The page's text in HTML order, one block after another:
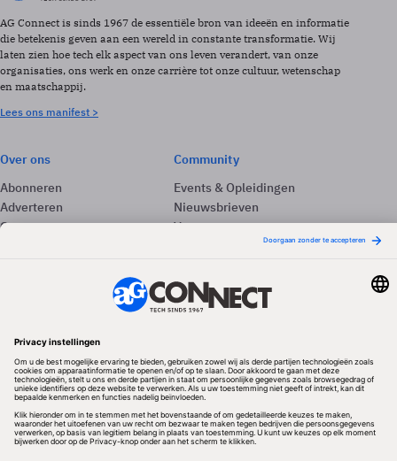
AG Connect is sinds 1967 de essentiële bron van ideeën en informatie
die betekenis geven aan een wereld in constante transformatie. Wij
laten zien hoe tech elk aspect van ons leven verandert, van onze
organisaties, ons werk en onze carrière tot onze cultuur, wetenschap
en maatschappij.
Lees ons manifest >
Over ons
Abonneren
Adverteren
Contact
Community
Events & Opleidingen
Nieuwsbrieven
Vacatures
Redactionele partner